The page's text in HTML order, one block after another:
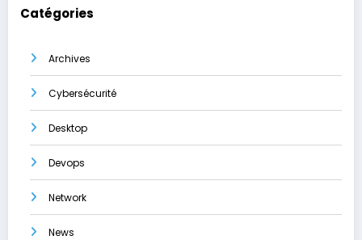
Catégories
Archives
Cybersécurité
Desktop
Devops
Network
News